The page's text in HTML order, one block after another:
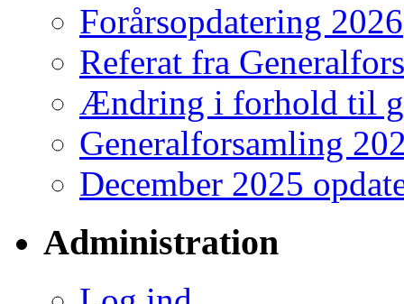
Forårsopdatering 2026
Referat fra
Ændring i forhold til
Generalforsamling
December 2025
Administration